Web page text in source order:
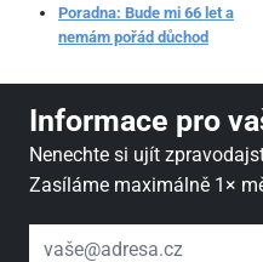
Poradna: Bude mi 66 let a
nemám pořád důchod
Informace pro
Nenechte si ujít
Zasíláme maximálně 1×
váš email